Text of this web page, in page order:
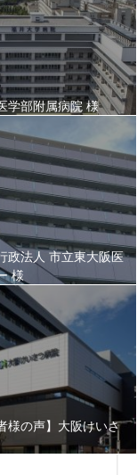
学部附属病院 様
政法人 市立東大阪医
様
様の声】大阪けいさ